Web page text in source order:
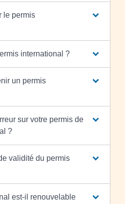
le permis
international ?
un permis
sur votre permis de
?
validité du permis
est-il renouvelable